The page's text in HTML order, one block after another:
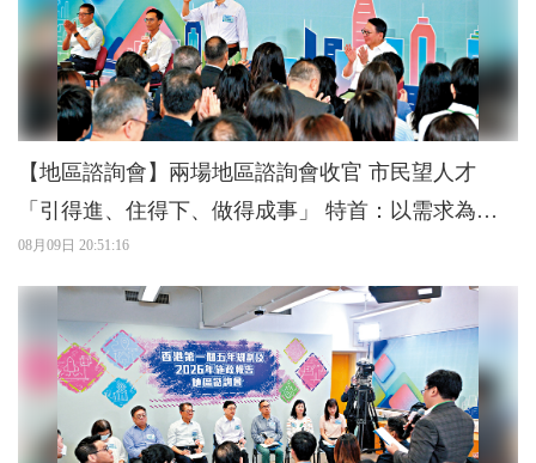
【地區諮詢會】兩場地區諮詢會收官 市民望人才
「引得進、住得下、做得成事」 特首：以需求為主
導 人力研究年內出爐
08月09日 20:51:16